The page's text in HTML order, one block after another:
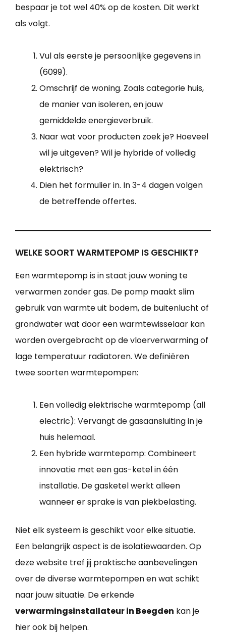
bespaar je tot wel 40% op de kosten. Dit werkt
als volgt.
Vul als eerste je persoonlijke gegevens in
(6099).
Omschrijf de woning. Zoals categorie huis,
de manier van isoleren, en jouw
gemiddelde energieverbruik.
Naar wat voor producten zoek je? Hoeveel
wil je uitgeven? Wil je hybride of volledig
elektrisch?
Dien het formulier in. In 3-4 dagen volgen
de betreffende offertes.
WELKE SOORT WARMTEPOMP IS GESCHIKT?
Een warmtepomp is in staat jouw woning te
verwarmen zonder gas. De pomp maakt slim
gebruik van warmte uit bodem, de buitenlucht of
grondwater wat door een warmtewisselaar kan
worden overgebracht op de vloerverwarming of
lage temperatuur radiatoren. We definiëren
twee soorten warmtepompen:
Een volledig elektrische warmtepomp (all
electric): Vervangt de gasaansluiting in je
huis helemaal.
Een hybride warmtepomp: Combineert
innovatie met een gas-ketel in één
installatie. De gasketel werkt alleen
wanneer er sprake is van piekbelasting.
Niet elk systeem is geschikt voor elke situatie.
Een belangrijk aspect is de isolatiewaarden. Op
deze website tref jij praktische aanbevelingen
over de diverse warmtepompen en wat schikt
naar jouw situatie. De erkende
verwarmingsinstallateur in Beegden kan je
hier ook bij helpen.